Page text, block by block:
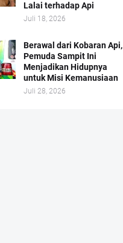
Lalai terhadap Api
Juli 18, 2026
Berawal dari Kobaran Api,
Pemuda Sampit Ini
Menjadikan Hidupnya
untuk Misi Kemanusiaan
Juli 28, 2026